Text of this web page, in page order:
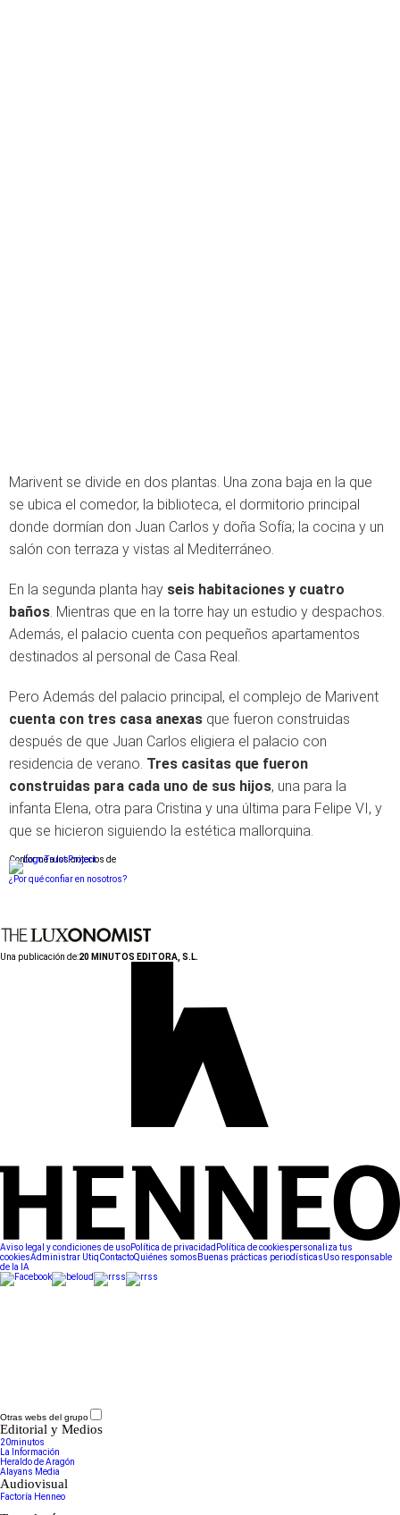
Marivent se divide en dos plantas. Una zona baja en la que
se ubica el comedor, la biblioteca, el dormitorio principal
donde dormían don Juan Carlos y doña Sofía; la cocina y un
salón con terraza y vistas al Mediterráneo.
En la segunda planta hay seis habitaciones y cuatro
baños. Mientras que en la torre hay un estudio y despachos.
Además, el palacio cuenta con pequeños apartamentos
destinados al personal de Casa Real.
Pero Además del palacio principal, el complejo de Marivent
cuenta con tres casa anexas que fueron construidas
después de que Juan Carlos eligiera el palacio con
residencia de verano. Tres casitas que fueron
construidas para cada uno de sus hijos, una para la
infanta Elena, otra para Cristina y una última para Felipe VI, y
que se hicieron siguiendo la estética mallorquina.
Conforme a los criterios de
¿Por qué confiar en nosotros?
Una publicación de:20 MINUTOS EDITORA, S.L.
Aviso legal y condiciones de usoPolítica de privacidad Política de cookiespersonaliza tus
cookiesAdministrar UtiqContactoQuiénes somos Buenas prácticas periodísticasUso responsable
de la IA
Otras webs del grupo
Editorial y Medios
20minutos
La Información
Heraldo de Aragón
Alayans Media
Audiovisual
Factoría Henneo